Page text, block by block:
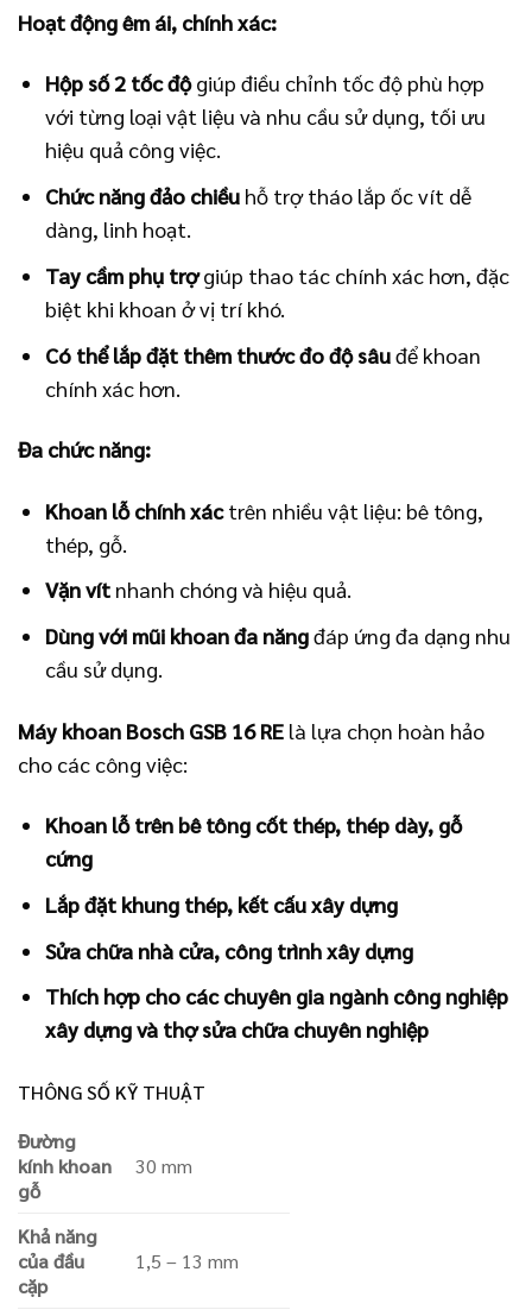
Hoạt động êm ái, chính xác:
Hộp số 2 tốc độgiúp điều chỉnh tốc độ phù hợp
với từng loại vật liệu và nhu cầu sử dụng, tối ưu
hiệu quả công việc.
Chức năng đảo chiều hỗ trợ tháo lắp ốc vít dễ
dàng, linh hoạt.
Tay cầm phụ trợgiúp thao tác chính xác hơn, đặc
biệt khi khoan ở vị trí khó.
Có thể lắp đặt thêm thước đo độ sâuđể khoan
chính xác hơn.
Đa chức năng:
Khoan lỗ chính xáctrên nhiều vật liệu: bê tông,
thép, gỗ.
Vặn vít nhanh chóng và hiệu quả.
Dùng với mũi khoan đa năngđáp ứng đa dạng nhu
cầu sử dụng.
Máy khoan Bosch GSB 16 RE là lựa chọn hoàn hảo
cho các công việc:
Khoan lỗ trên bê tông cốt thép, thép dày, gỗ
cứng
Lắp đặt khung thép, kết cấu xây dựng
Sửa chữa nhà cửa, công trình xây dựng
Thích hợp cho các chuyên gia ngành công nghiệp
xây dựng và thợ sửa chữa chuyên nghiệp
THÔNG SỐ KỸ THUẬT
Đường
kính khoan
gỗ
30 mm
Khả năng
của đầu
cặp
1,5 – 13 mm